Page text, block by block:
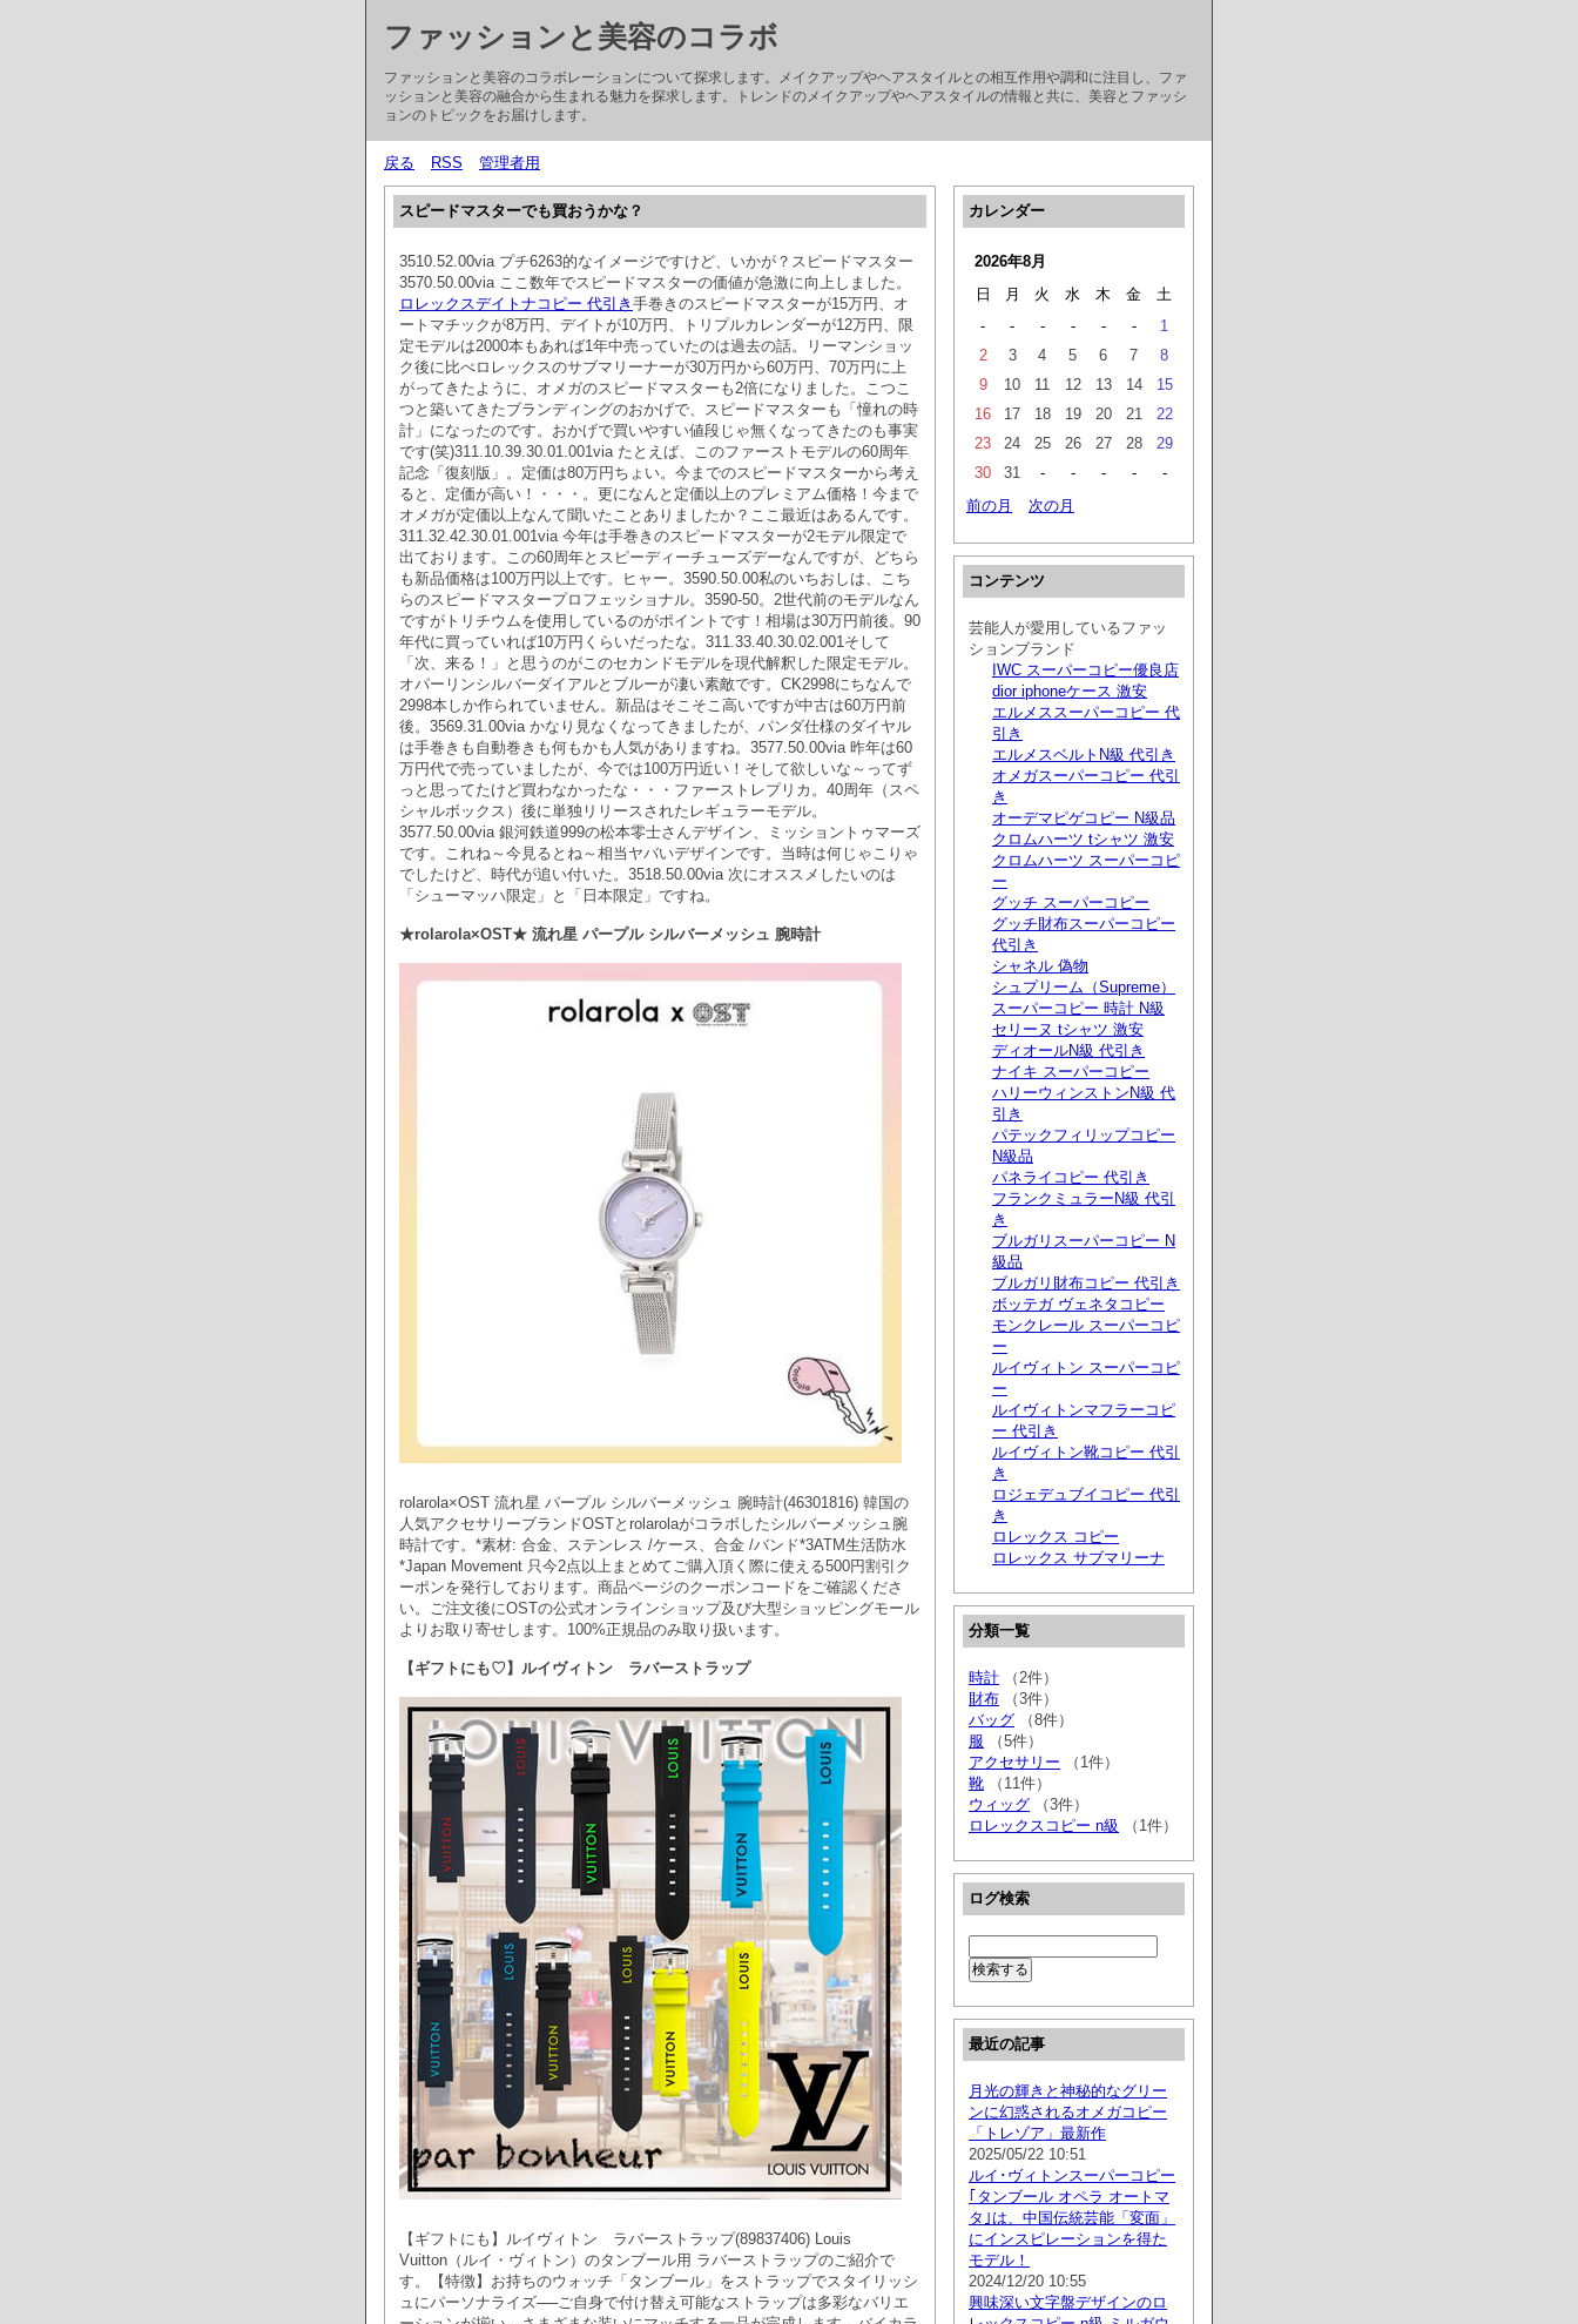
ファッションと美容のコラボ
ファッションと美容のコラボレーションについて探求します。メイクアップやヘアスタイルとの相互作用や調和に注目し、ファ
ッションと美容の融合から生まれる魅力を探求します。トレンドのメイクアップやヘアスタイルの情報と共に、美容とファッシ
ョンのトピックをお届けします。
戻る RSS 管理者用
スピードマスターでも買おうかな？
3510.52.00via プチ6263的なイメージですけど、いかが？スピードマスター
3570.50.00via ここ数年でスピードマスターの価値が急激に向上しました。
ロレックスデイトナコピー 代引き 手巻きのスピードマスターが15万円、オ
ートマチックが8万円、デイトが10万円、トリプルカレンダーが12万円、限
定モデルは2000本もあれば1年中売っていたのは過去の話。リーマンショッ
ク後に比べロレックスのサブマリーナーが30万円から60万円、70万円に上
がってきたように、オメガのスピードマスターも2倍になりました。こつこ
つと築いてきたブランディングのおかげで、スピードマスターも「憧れの時
計」になったのです。おかげで買いやすい値段じゃ無くなってきたのも事実
です(笑)311.10.39.30.01.001via たとえば、このファーストモデルの60周年
記念「復刻版」。定価は80万円ちょい。今までのスピードマスターから考え
ると、定価が高い！・・・。更になんと定価以上のプレミアム価格！今まで
オメガが定価以上なんて聞いたことありましたか？ここ最近はあるんです。
311.32.42.30.01.001via 今年は手巻きのスピードマスターが2モデル限定で
出ております。この60周年とスピーディーチューズデーなんですが、どちら
も新品価格は100万円以上です。ヒャー。3590.50.00私のいちおしは、こち
らのスピードマスタープロフェッショナル。3590-50。2世代前のモデルなん
ですがトリチウムを使用しているのがポイントです！相場は30万円前後。90
年代に買っていれば10万円くらいだったな。311.33.40.30.02.001そして
「次、来る！」と思うのがこのセカンドモデルを現代解釈した限定モデル。
オパーリンシルバーダイアルとブルーが凄い素敵です。CK2998にちなんで
2998本しか作られていません。新品はそこそこ高いですが中古は60万円前
後。3569.31.00via かなり見なくなってきましたが、パンダ仕様のダイヤル
は手巻きも自動巻きも何もかも人気がありますね。3577.50.00via 昨年は60
万円代で売っていましたが、今では100万円近い！そして欲しいな～ってず
っと思ってたけど買わなかったな・・・ファーストレプリカ。40周年（スペ
シャルボックス）後に単独リリースされたレギュラーモデル。
3577.50.00via 銀河鉄道999の松本零士さんデザイン、ミッショントゥマーズ
です。これね～今見るとね～相当ヤバいデザインです。当時は何じゃこりゃ
でしたけど、時代が追い付いた。3518.50.00via 次にオススメしたいのは
「シューマッハ限定」と「日本限定」ですね。
★rolarola×OST★ 流れ星 パープル シルバーメッシュ 腕時計
rolarola×OST 流れ星 パープル シルバーメッシュ 腕時計(46301816) 韓国の
人気アクセサリーブランドOSTとrolarolaがコラボしたシルバーメッシュ腕
時計です。*素材: 合金、ステンレス /ケース、合金 /バンド*3ATM生活防水
*Japan Movement 只今2点以上まとめてご購入頂く際に使える500円割引ク
ーポンを発行しております。商品ページのクーポンコードをご確認くださ
い。ご注文後にOSTの公式オンラインショップ及び大型ショッピングモール
よりお取り寄せします。100%正規品のみ取り扱います。
【ギフトにも♡】ルイヴィトン ラバーストラップ
【ギフトにも】ルイヴィトン ラバーストラップ(89837406) Louis
Vuitton（ルイ・ヴィトン）のタンブール用 ラバーストラップのご紹介で
す。【特徴】お持ちのウォッチ「タンブール」をストラップでスタイリッシ
ュにパーソナライズ──ご自身で付け替え可能なストラップは多彩なバリエ
カレンダー
2026年8月
日
月 火 水 木 金
土
-
- - - - -
1
2
3 4 5 6 7
8
9
10 11 12 13 14
15
16
17 18 19 20 21
22
23
24 25 26 27 28
29
30
31 - - - -
-
前の月
次の月
コンテンツ
芸能人が愛用しているファッ
ションブランド
IWC スーパーコピー優良店
dior iphoneケース 激安
エルメススーパーコピー 代
引き
エルメスベルトN級 代引き
オメガスーパーコピー 代引
き
オーデマピゲコピー N級品
クロムハーツ tシャツ 激安
クロムハーツ スーパーコピ
ー
グッチ スーパーコピー
グッチ財布スーパーコピー
代引き
シャネル 偽物
シュプリーム（Supreme）
スーパーコピー 時計 N級
セリーヌ tシャツ 激安
ディオールN級 代引き
ナイキ スーパーコピー
ハリーウィンストンN級 代
引き
パテックフィリップコピー
N級品
パネライコピー 代引き
フランクミュラーN級 代引
き
ブルガリスーパーコピー N
級品
ブルガリ財布コピー 代引き
ボッテガ ヴェネタコピー
モンクレール スーパーコピ
ー
ルイヴィトン スーパーコピ
ー
ルイヴィトンマフラーコピ
ー 代引き
ルイヴィトン靴コピー 代引
き
ロジェデュブイコピー 代引
き
ロレックス コピー
ロレックス サブマリーナ
分類一覧
時計 （2件）
財布 （3件）
バッグ （8件）
服 （5件）
アクセサリー （1件）
靴 （11件）
ウィッグ （3件）
ロレックスコピー n級
（1件）
ログ検索
最近の記事
月光の輝きと神秘的なグリー
ンに幻惑されるオメガコピー
「トレゾア」最新作
2025/05/22 10:51
ルイ･ヴィトンスーパーコピー
｢タンブール オペラ オートマ
タ｣は、中国伝統芸能「変面」
にインスピレーションを得た
モデル！
2024/12/20 10:55
興味深い文字盤デザインのロ